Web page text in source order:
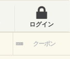
ログイン
クーポン